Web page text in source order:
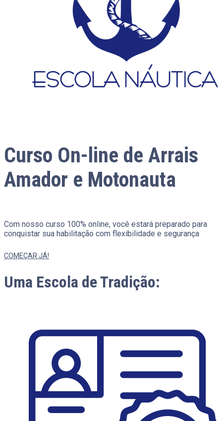
Curso On-line de Arrais
Amador e Motonauta
Com nosso curso 100% online, você estará preparado para
conquistar sua habilitação com flexibilidade e segurança
COMEÇAR JÁ!
Uma Escola de Tradição: